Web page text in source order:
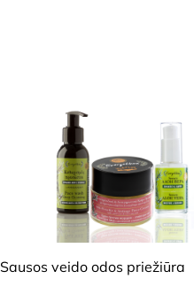
Sausos veido odos priežiūra